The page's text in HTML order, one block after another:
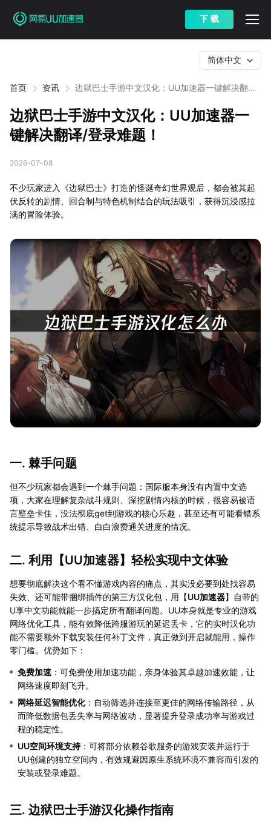
下 载
首页 资讯
边狱巴士手游中文汉化：UU加速器一键解决翻译/
简体中文
边狱巴士手游中文汉化：UU加速器一
键解决翻译/登录难题！
2026-07-08
不少玩家进入《边狱巴士》打造的怪诞奇幻世界观后，都会被其起
伏反转的剧情、回合制与特色机制结合的玩法吸引，获得沉浸感拉
满的冒险体验。
一. 棘手问题
但不少玩家都会遇到一个棘手问题：国际服本身没有内置中文选
项，大家在理解复杂战斗规则、深挖剧情内核的时候，很容易被语
言壁垒卡住，没法彻底get到游戏的核心乐趣，甚至还有可能看错系
统提示导致战术出错、白白浪费通关进度的情况。
二. 利用【UU加速器】轻松实现中文体验
想要彻底解决这个看不懂游戏内容的痛点，其实没必要到处找容易
失效、还可能带捆绑插件的第三方汉化包，用【UU加速器】自带的
U享中文功能就能一步搞定所有翻译问题。UU本身就是专业的游戏
网络优化工具，能有效降低跨服游玩的延迟丢卡，它的实时汉化功
能不需要额外下载安装任何补丁文件，真正做到开启就能用，操作
零门槛。优势如下：
免费加速 ：可免费使用加速功能，亲身体验其卓越加速效能，让
网络速度即刻飞升。
网络延迟智能优化：自动筛选并连接至更佳的网络传输路径，从
而降低数据包丢失率与网络波动，显著提升登录成功率与游戏过
程的稳定性。
UU空间环境支持：可将部分依赖谷歌服务的游戏安装并运行于
UU创建的独立空间内，有效规避因原生系统环境不兼容而引发的
安装或登录难题。
三. 边狱巴士手游汉化操作指南